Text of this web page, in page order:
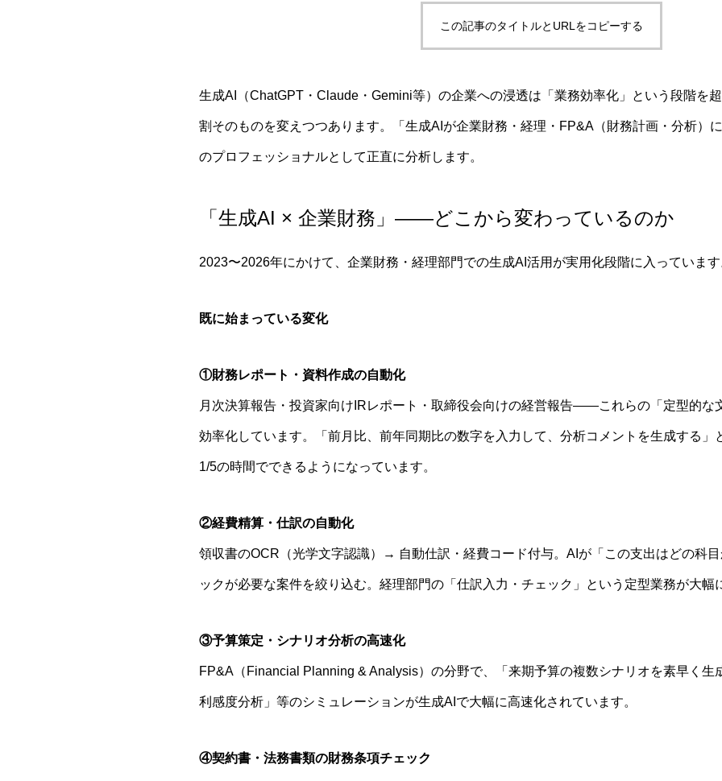
この記事のタイトルとURLをコピーする
生成AI（ChatGPT・Claude・Gemini等）の企業への浸透は「業務効率化」という段階を
割そのものを変えつつあります。「生成AIが企業財務・経理・FP&A（財務計画・分析）
のプロフェッショナルとして正直に分析します。
「生成AI × 企業財務」——どこから変わっているのか
2023〜2026年にかけて、企業財務・経理部門での生成AI活用が実用化段階に入っています
既に始まっている変化
①財務レポート・資料作成の自動化
月次決算報告・投資家向けIRレポート・取締役会向けの経営報告——これらの「定型的な
効率化しています。「前月比、前年同期比の数字を入力して、分析コメントを生成する」
1/5の時間でできるようになっています。
②経費精算・仕訳の自動化
領収書のOCR（光学文字認識）→ 自動仕訳・経費コード付与。AIが「この支出はどの科
ックが必要な案件を絞り込む。経理部門の「仕訳入力・チェック」という定型業務が大幅
③予算策定・シナリオ分析の高速化
FP&A（Financial Planning & Analysis）の分野で、「来期予算の複数シナリオを素早く生
利感度分析」等のシミュレーションが生成AIで大幅に高速化されています。
④契約書・法務書類の財務条項チェック